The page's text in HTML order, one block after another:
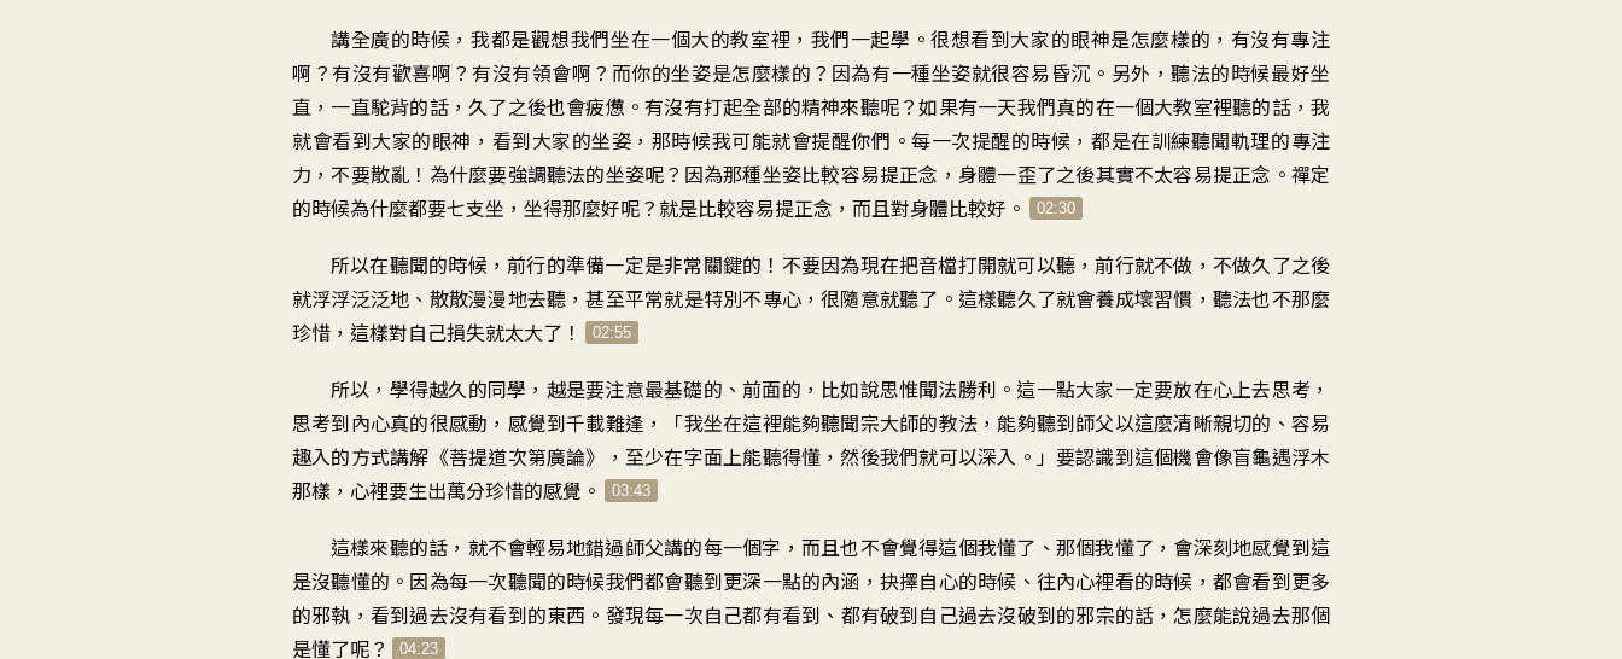
低
音
量。
講全廣的時候 ，我都是觀想我們坐在一個大的教室裡 ， 我們一起學 。很想看到大家的眼神是怎麼樣的 ， 有沒有專注
啊 ？ 有沒有歡喜啊 ？ 有沒有領會啊 ？ 而你的坐姿是怎麼樣的 ？ 因為有一種坐姿就很容易昏沉 。 另外，聽法的時候最好坐
直 ， 一直駝背的話，久了之後也會疲憊 。 有沒有打起全部的精神來聽呢？如果有一天我們真的在一個大教室裡聽的話，我
就會看到大家的眼神 ， 看到大家的坐姿 ， 那時候我可能就會提醒你們 。每一次提醒的時候 ，都是在訓練聽聞軌理的專注
力 ， 不要散亂 ！ 為什麼要強調聽法的坐姿呢？ 因為那種坐姿比較容易提正念 ， 身體一歪了之後其實不太容易提正念 。 禪定
的時候為什麼都要七支坐 ， 坐得那麼好呢？就是比較容易提正念 ， 而且對身體比較好 。 02:30
所以在聽聞的時候 ，前行的準備一定是非常關鍵的 ！ 不要因為現在把音檔打開就可以聽 ，前行就不做 ， 不做久了之後
就浮浮泛泛地 、 散散漫漫地去聽 ，甚至平常就是特別不專心 ，很隨意就聽了 。 這樣聽久了就會養成壞習慣 ， 聽法也不那麼
珍惜 ， 這樣對自己損失就太大了 ！ 02:55
所以，學得越久的同學 ， 越是要注意最基礎的、前面的 ， 比如說思惟聞法勝利 。 這一點大家一定要放在心上去思考 ，
思考到內心真的很感動 ， 感覺到千載難逢 ，「我坐在這裡能夠聽聞宗大師的教法 ， 能夠聽到師父以這麼清晰親切的 、 容易
趣入的方式講解《菩提道次第廣論》， 至少在字面上能聽得懂 ，然後我們就可以深入 。」要認識到這個機會像盲龜遇浮木
那樣 ， 心裡要生出萬分珍惜的感覺 。 03:43
這樣來聽的話 ， 就不會輕易地錯過師父講的每一個字 ， 而且也不會覺得這個我懂了 、 那個我懂了 ， 會深刻地感覺到這
是沒聽懂的 。 因為每一次聽聞的時候我們都會聽到更深一點的內涵 ， 抉擇自心的時候 、 往內心裡看的時候 ， 都會看到更多
的邪執 ， 看到過去沒有看到的東西 。 發現每一次自己都有看到 、 都有破到自己過去沒破到的邪宗的話 ，怎麼能說過去那個
是懂了呢？ 04:23